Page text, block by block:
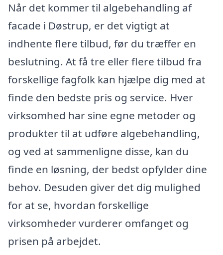
Når det kommer til algebehandling af
facade i Døstrup, er det vigtigt at
indhente flere tilbud, før du træffer en
beslutning. At få tre eller flere tilbud fra
forskellige fagfolk kan hjælpe dig med at
finde den bedste pris og service. Hver
virksomhed har sine egne metoder og
produkter til at udføre algebehandling,
og ved at sammenligne disse, kan du
finde en løsning, der bedst opfylder dine
behov. Desuden giver det dig mulighed
for at se, hvordan forskellige
virksomheder vurderer omfanget og
prisen på arbejdet.